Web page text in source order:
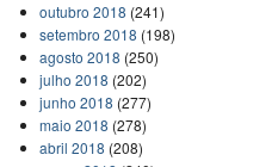
outubro 2018 (241)
setembro 2018 (198)
agosto 2018 (250)
julho 2018 (202)
junho 2018 (277)
maio 2018 (278)
abril 2018 (208)